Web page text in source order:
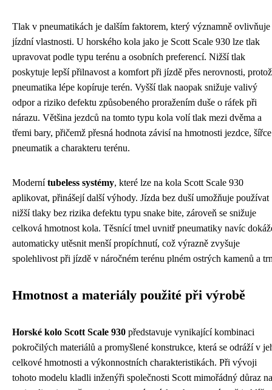
Tlak v pneumatikách je dalším faktorem, který významně ovlivňuje
jízdní vlastnosti. U horského kola jako je Scott Scale 930 lze tlak
upravovat podle typu terénu a osobních preferencí. Nižší tlak
poskytuje lepší přilnavost a komfort při jízdě přes nerovnosti,
pneumatika lépe kopíruje terén. Vyšší tlak naopak snižuje valivý
odpor a riziko defektu způsobeného proražením duše o ráfek při
nárazu. Většina jezdců na tomto typu kola volí tlak mezi dvěma a
třemi bary, přičemž přesná hodnota závisí na hmotnosti jezdce, šířce
pneumatik a charakteru terénu.
Modernítubeless systémy, které lze na kola Scott Scale 930
aplikovat, přinášejí další výhody. Jízda bez duší umožňuje používat
nižší tlaky bez rizika defektu typu snake bite, zároveň se snižuje
celková hmotnost kola. Těsnící tmel uvnitř pneumatiky navíc
automaticky utěsnit menší propíchnutí, což výrazně zvyšuje
spolehlivost při jízdě v náročném terénu plném ostrých kamenů a
Hmotnost a materiály použité při výrobě
Horské kolo Scott Scale 930 představuje vynikající kombinaci
pokročilých materiálů a promyšlené konstrukce, která se odráží v
celkové hmotnosti a výkonnostních charakteristikách. Při vývoji
tohoto modelu kladli inženýři společnosti Scott mimořádný důraz na